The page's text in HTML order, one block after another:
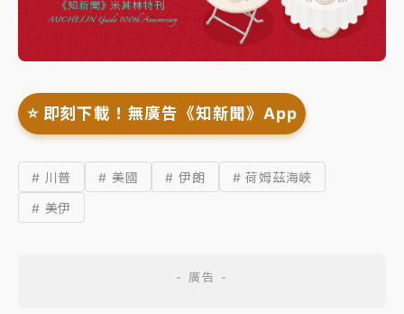
⭐️ 即刻下載！無廣告《知新聞》App
# 川普 # 美國 # 伊朗
# 荷姆茲海峽
# 美伊